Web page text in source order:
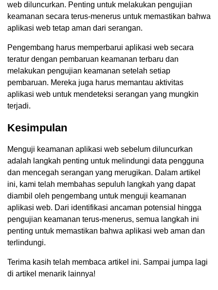
web diluncurkan. Penting untuk melakukan pengujian
keamanan secara terus-menerus untuk memastikan bahwa
aplikasi web tetap aman dari serangan.
Pengembang harus memperbarui aplikasi web secara
teratur dengan pembaruan keamanan terbaru dan
melakukan pengujian keamanan setelah setiap
pembaruan. Mereka juga harus memantau aktivitas
aplikasi web untuk mendeteksi serangan yang mungkin
terjadi.
Kesimpulan
Menguji keamanan aplikasi web sebelum diluncurkan
adalah langkah penting untuk melindungi data pengguna
dan mencegah serangan yang merugikan. Dalam artikel
ini, kami telah membahas sepuluh langkah yang dapat
diambil oleh pengembang untuk menguji keamanan
aplikasi web. Dari identifikasi ancaman potensial hingga
pengujian keamanan terus-menerus, semua langkah ini
penting untuk memastikan bahwa aplikasi web aman dan
terlindungi.
Terima kasih telah membaca artikel ini. Sampai jumpa lagi
di artikel menarik lainnya!